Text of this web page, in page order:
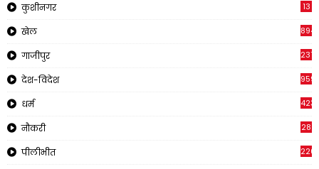
कुशीनगर 13
खेल 894
गाजीपुर 237
देश-विदेश 959
धर्म 423
नौकरी 28
पीलीभीत